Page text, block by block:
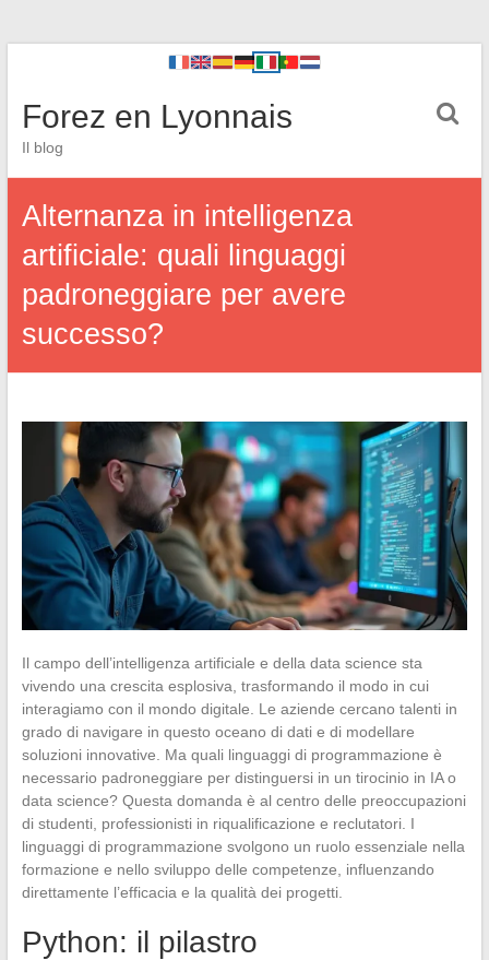
Forez en Lyonnais
Il blog
Alternanza in intelligenza
artificiale: quali linguaggi
padroneggiare per avere
successo?
Il campo dell’intelligenza artificiale e della data science sta
vivendo una crescita esplosiva, trasformando il modo in cui
interagiamo con il mondo digitale. Le aziende cercano talenti in
grado di navigare in questo oceano di dati e di modellare
soluzioni innovative. Ma quali linguaggi di programmazione è
necessario padroneggiare per distinguersi in un tirocinio in IA o
data science? Questa domanda è al centro delle preoccupazioni
di studenti, professionisti in riqualificazione e reclutatori. I
linguaggi di programmazione svolgono un ruolo essenziale nella
formazione e nello sviluppo delle competenze, influenzando
direttamente l’efficacia e la qualità dei progetti.
Python: il pilastro